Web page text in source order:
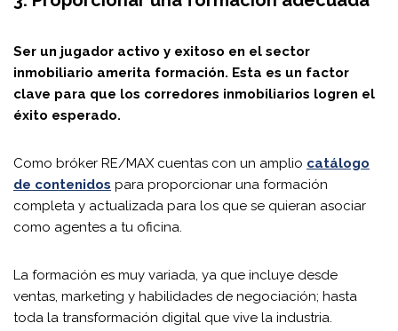
Ser un jugador activo y exitoso en el sector
inmobiliario amerita formación. Esta es un factor
clave para que los corredores inmobiliarios logren el
éxito esperado.
Como bróker RE/MAX cuentas con un amplio catálogo
de contenidos para proporcionar una formación
completa y actualizada para los que se quieran asociar
como agentes a tu oficina.
La formación es muy variada, ya que incluye desde
ventas, marketing y habilidades de negociación; hasta
toda la transformación digital que vive la industria.